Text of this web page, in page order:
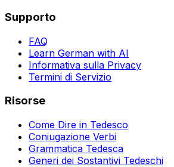
Supporto
FAQ
Learn German with AI
Informativa sulla Privacy
Termini di Servizio
Risorse
Come Dire in Tedesco
Coniugazione Verbi
Grammatica Tedesca
Generi dei Sostantivi Tedeschi